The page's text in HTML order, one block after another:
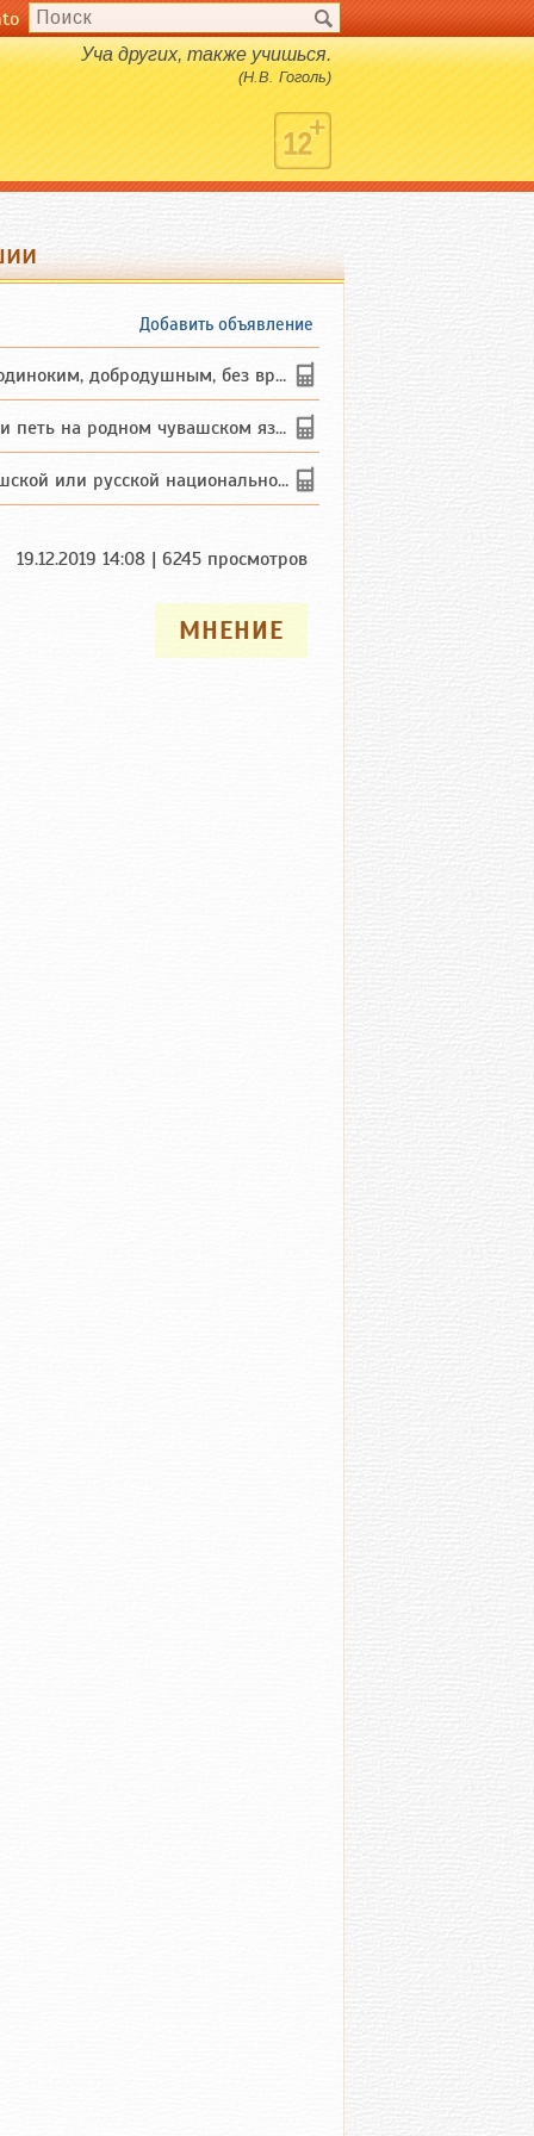
Уча других, также учишься.
(Н.В. Гоголь)
Добавить объявление
добродушным, без вредных ...
на родном чувашском языке
русской национальности дл...
19.12.2019 14:08 | 6245 просмотров
МНЕНИЕ